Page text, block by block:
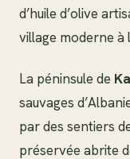
d’huile d’olive
village moderne à
La péninsule de
sauvages
par des sentiers
préservée abrite